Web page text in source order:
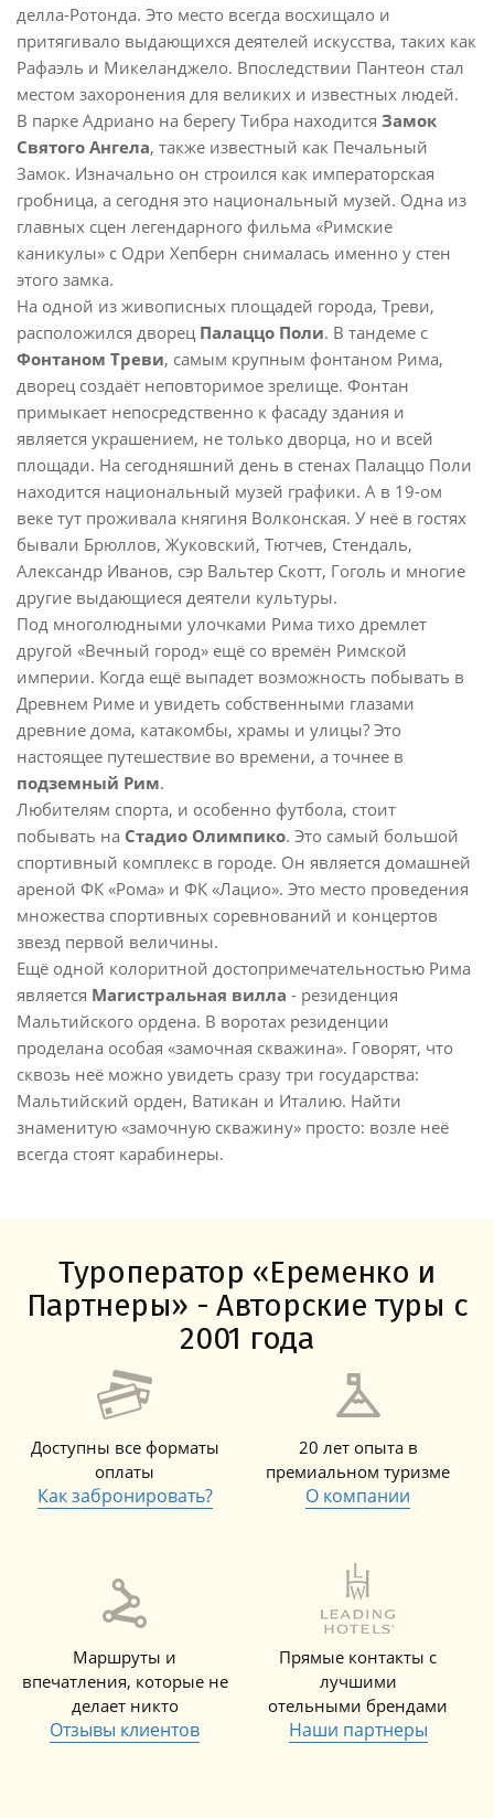
делла-Ротонда. Это место всегда восхищало и
притягивало выдающихся деятелей искусства, таких как
Рафаэль и Микеланджело. Впоследствии Пантеон стал
местом захоронения для великих и известных людей.
В парке Адриано на берегу Тибра находится Замок
Святого Ангела, также известный как Печальный
Замок. Изначально он строился как императорская
гробница, а сегодня это национальный музей. Одна из
главных сцен легендарного фильма «Римские
каникулы» с Одри Хепберн снималась именно у стен
этого замка.
На одной из живописных площадей города, Треви,
расположился дворец Палаццо Поли. В тандеме с
Фонтаном Треви, самым крупным фонтаном Рима,
дворец создаёт неповторимое зрелище. Фонтан
примыкает непосредственно к фасаду здания и
является украшением, не только дворца, но и всей
площади. На сегодняшний день в стенах Палаццо Поли
находится национальный музей графики. А в 19-ом
веке тут проживала княгиня Волконская. У неё в гостях
бывали Брюллов, Жуковский, Тютчев, Стендаль,
Александр Иванов, сэр Вальтер Скотт, Гоголь и многие
другие выдающиеся деятели культуры.
Под многолюдными улочками Рима тихо дремлет
другой «Вечный город» ещё со времён Римской
империи. Когда ещё выпадет возможность побывать в
Древнем Риме и увидеть собственными глазами
древние дома, катакомбы, храмы и улицы? Это
настоящее путешествие во времени, а точнее в
подземный Рим.
Любителям спорта, и особенно футбола, стоит
побывать на Стадио Олимпико. Это самый большой
спортивный комплекс в городе. Он является домашней
ареной ФК «Рома» и ФК «Лацио». Это место проведения
множества спортивных соревнований и концертов
звезд первой величины.
Ещё одной колоритной достопримечательностью Рима
является Магистральная вилла - резиденция
Мальтийского ордена. В воротах резиденции
проделана особая «замочная скважина». Говорят, что
сквозь неё можно увидеть сразу три государства:
Мальтийский орден, Ватикан и Италию. Найти
знаменитую «замочную скважину» просто: возле неё
всегда стоят карабинеры.
Туроператор «Еременко и
Партнеры» - Авторские туры с
2001 года
Доступны все форматы
оплаты
Как забронировать?
20 лет опыта в
премиальном туризме
О компании
Маршруты и
впечатления, которые не
делает никто
Отзывы клиентов
Прямые контакты с
лучшими
отельными брендами
Наши партнеры